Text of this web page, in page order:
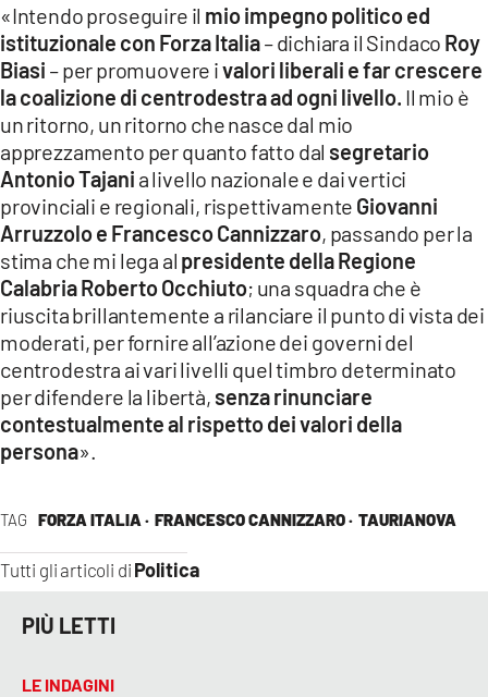
TAG FORZA ITALIA · FRANCESCO CANNIZZARO · TAURIANOVA
Tutti gli articoli di Politica
«Intendo proseguire il mio impegno politico ed
istituzionale con Forza Italia–dichiara il Sindaco Roy
Biasi –per promuovere ivalori liberali e far crescere
la coalizione di centrodestra ad ogni livello. Il mio è
un ritorno, un ritorno che nasce dal mio
apprezzamento per quanto fatto dal segretario
Antonio Tajani a livello nazionale e dai vertici
provinciali e regionali, rispettivamente Giovanni
Arruzzolo e Francesco Cannizzaro, passando per la
stima che mi lega al presidente della Regione
Calabria Roberto Occhiuto; una squadra che è
riuscita brillantemente a rilanciare il punto di vista dei
moderati, per fornire all’azione dei governi del
centrodestra ai vari livelli quel timbro determinato
per difendere la libertà, senza rinunciare
contestualmente al rispetto dei valori della
persona».
PIÙ LETTI
LE INDAGINI